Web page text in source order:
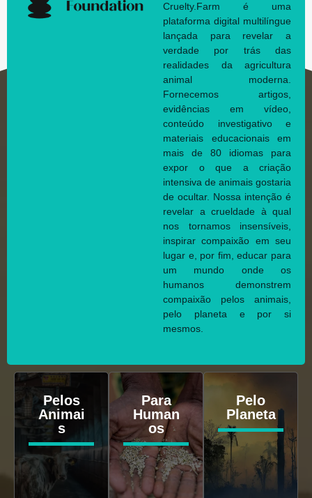
Cruelty.Farm é uma
plataforma digital multilíngue
lançada para revelar a
verdade por trás das
realidades da agricultura
animal moderna.
Fornecemos artigos,
evidências em vídeo,
conteúdo investigativo e
materiais educacionais em
mais de 80 idiomas para
expor o que a criação
intensiva de animais gostaria
de ocultar. Nossa intenção é
revelar a crueldade à qual
nos tornamos insensíveis,
inspirar compaixão em seu
lugar e, por fim, educar para
um mundo onde os
humanos demonstrem
compaixão pelos animais,
pelo planeta e por si
mesmos.
Pelos
Animai
s
Para
Human
os
Pelo
Planeta